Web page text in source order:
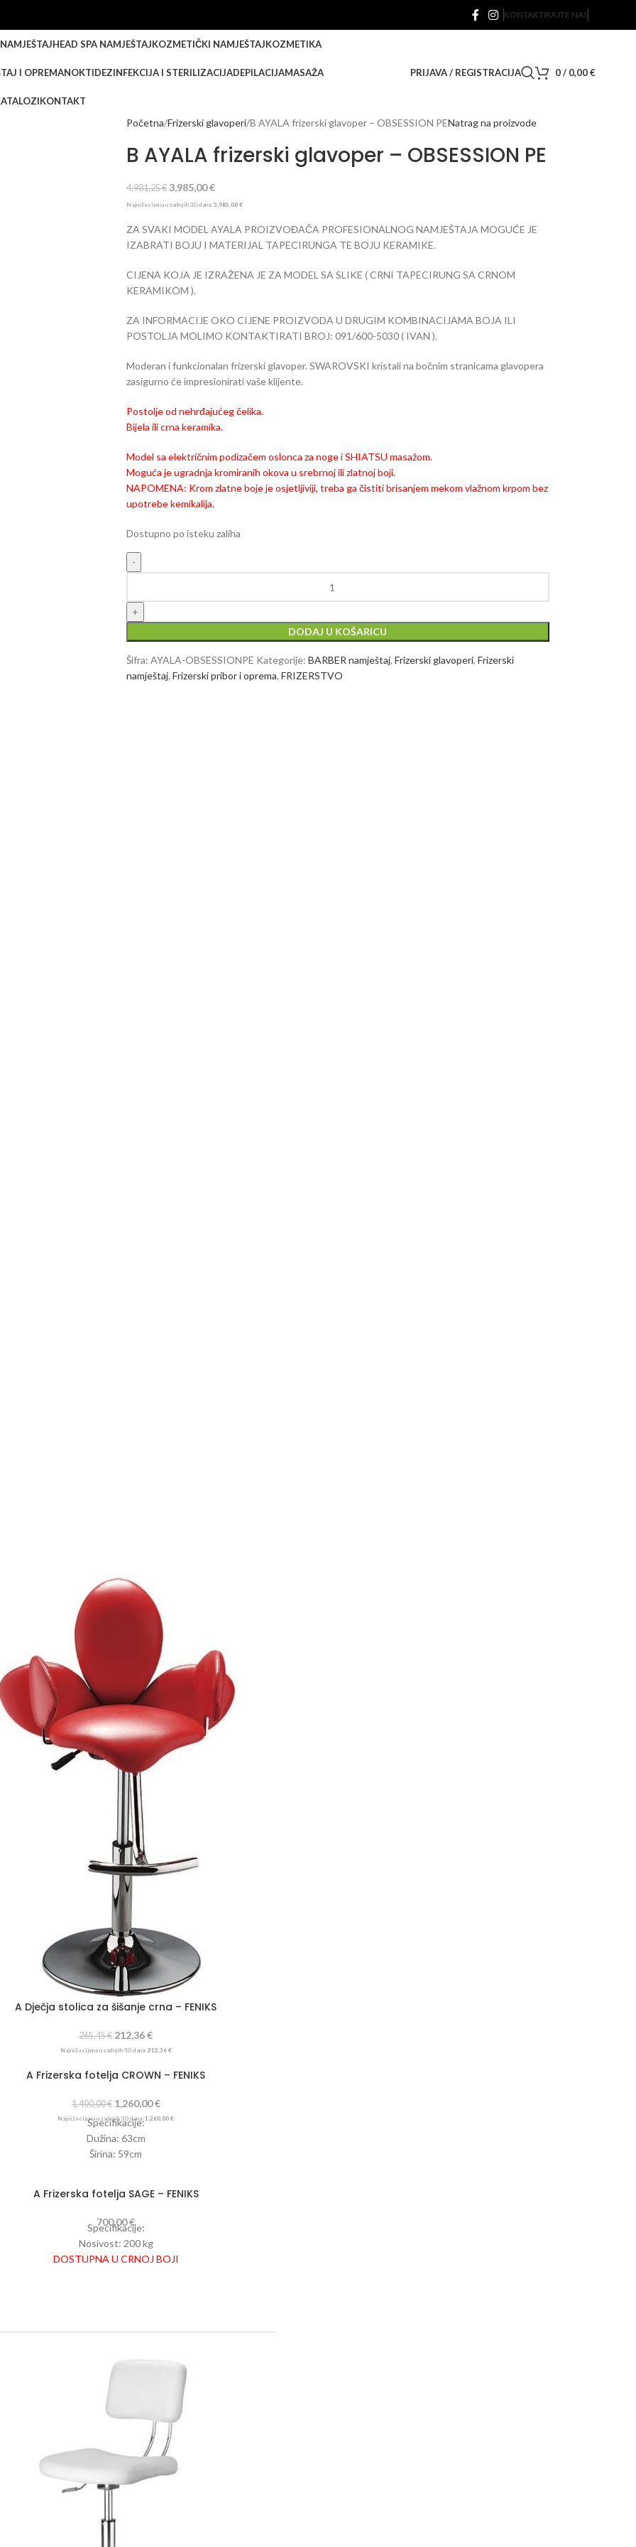
KONTAKTIRAJTE NAS
HEAD SPA NAMJEŠTAJKOZMETIČKI NAMJEŠTAJKOZMETIKA
I OPREMANOKTIDEZINFEKCIJA I STERILIZACIJADEPILACIJAMASAŽA
KONTAKT
PRIJAVA / REGISTRACIJA 0/ 0,00€
Početna Frizerski glavoperi B AYALA frizerski glavoper – OBSESSION PENatrag na proizvode
B AYALA frizerski glavoper – OBSESSION PE
4,981,25€ 3,985,00€
Najniža cijena u zadnjih 30 dana: 3,985,00 €
ZA SVAKI MODEL AYALA PROIZVOĐAČA PROFESIONALNOG NAMJEŠTAJA MOGUĆE JE
IZABRATI BOJU I MATERIJAL TAPECIRUNGA TE BOJU KERAMIKE.
CIJENA KOJA JE IZRAŽENA JE ZA MODEL SA SLIKE ( CRNI TAPECIRUNG SA CRNOM
KERAMIKOM ).
ZA INFORMACIJE OKO CIJENE PROIZVODA U DRUGIM KOMBINACIJAMA BOJA ILI
POSTOLJA MOLIMO KONTAKTIRATI BROJ: 091/600-5030 ( IVAN ).
Moderan i funkcionalan frizerski glavoper. SWAROVSKI kristali na bočnim stranicama glavopera
zasigurno će impresionirati vaše klijente.
Postolje od nehrđajućeg čelika.
Bijela ili crna keramika.
Model sa električnim podizačem oslonca za noge i SHIATSU masažom.
Moguća je ugradnja kromiranih okova u srebrnoj ili zlatnoj boji.
NAPOMENA: Krom zlatne boje je osjetljiviji, treba ga čistiti brisanjem mekom vlažnom krpom bez
upotrebe kemikalija.
Dostupno po isteku zaliha
DODAJ U KOŠARICU
Šifra: AYALA-OBSESSIONPE Kategorije: BARBER namještaj, Frizerski glavoperi, Frizerski
namještaj, Frizerski pribor i oprema, FRIZERSTVO
A Dječja stolica za šišanje crna – FENIKS
265,45€ 212,36€
Najniža cijena u zadnjih 30 dana: 212,36 €
A Frizerska fotelja CROWN – FENIKS
1,400,00€ 1,260,00€
Najniža cijena u zadnjih 30 dana: 1,260,00 €
Specifikacije:
Dužina: 63cm
Širina: 59cm
A Frizerska fotelja SAGE – FENIKS
700,00€
Specifikacije:
Nosivost: 200 kg
DOSTUPNA U CRNOJ BOJI
Širina: 51 cm
Visina: 46-59 cm